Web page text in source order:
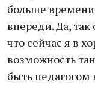
больше
впереди. Да, так
что сейчас я в
возможность
быть педагогом